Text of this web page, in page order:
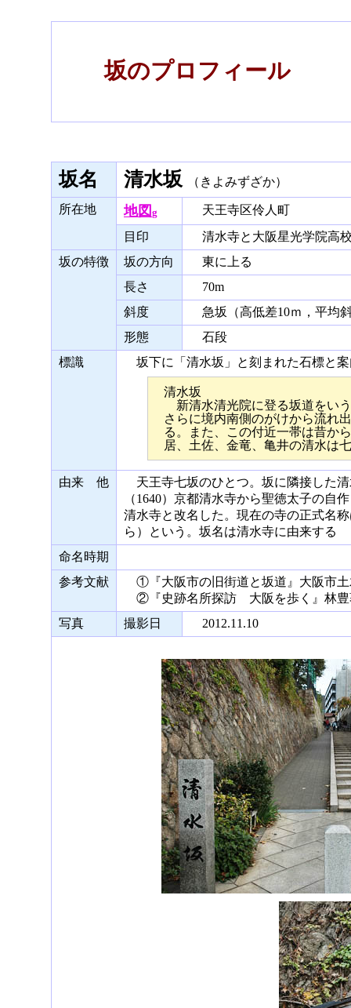
坂のプロフィール
坂名 清水坂 （きよみずざか）
所在地 地図 g
天王寺区伶人町
目印
清水寺と大阪星光学院高
坂の特徴
坂の方向
東に上る
長さ
70m
斜度
急坂（高低差10ｍ，平均
形態
石段
標識
坂下に「清水坂」と刻まれた石標と
清水坂
新清水清光院に登る坂道をい
さらに境内南側のがけから流れ
る。また、この付近一帯は昔か
居、土佐、金竜、亀井の清水は
由来 他
天王寺七坂のひとつ。坂に隣接した
（1640）京都清水寺から聖徳太子の自
清水寺と改名した。現在の寺の正式名
ら）という。坂名は清水寺に由来する
命名時期
参考文献
①『大阪市の旧街道と坂道』大阪市
②『史跡名所探訪 大阪を歩く』林豊
写真
撮影日 2012.11.10